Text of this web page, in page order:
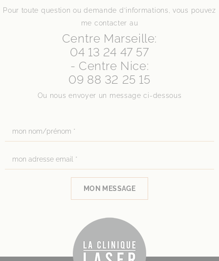
Pour toute question ou demande d’informations, vous pouvez
me contacter au
Centre Marseille:
04 13 24 47 57
- Centre Nice:
09 88 32 25 15
Ou nous envoyer un message ci-dessous
MON MESSAGE